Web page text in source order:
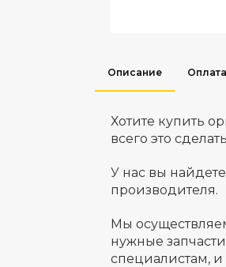
Описание
Хотите купить
всего это
У нас вы
производителя.
Мы
нужные
специалистам,